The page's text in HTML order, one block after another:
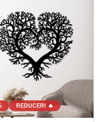
produsului
de inimă.
REDUCERI 🔥